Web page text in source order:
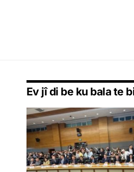
Ev jî di be ku bala te